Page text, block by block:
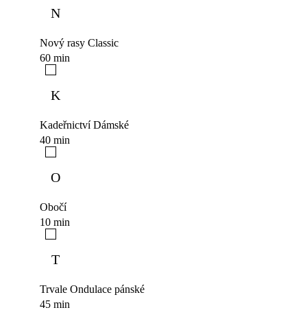
N
Nový rasy Classic
60 min
K
Kadeřnictví Dámské
40 min
O
Obočí
10 min
T
Trvale Ondulace pánské
45 min